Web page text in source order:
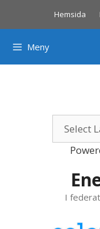
Hemsida
Meny
I